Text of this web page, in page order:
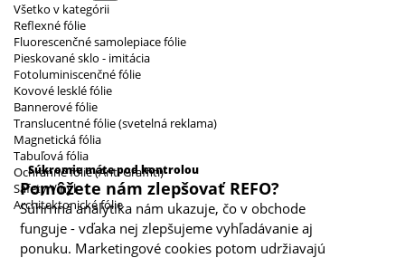
Všetko v kategórii
Reflexné fólie
Fluorescenčné samolepiace fólie
Pieskované sklo - imitácia
Fotoluminiscenčné fólie
Kovové lesklé fólie
Bannerové fólie
Translucentné fólie (svetelná reklama)
Magnetická fólia
Tabuľová fólia
Ochranné fólie (Anti Graffiti)
Safety Vinyl
Architektonické fólie
Súkromie máte pod kontrolou
Pomôžete nám zlepšovať REFO?
Súhrnná analytika nám ukazuje, čo v obchode
funguje - vďaka nej zlepšujeme vyhľadávanie aj
ponuku. Marketingové cookies potom udržiavajú
Kategórie cookies